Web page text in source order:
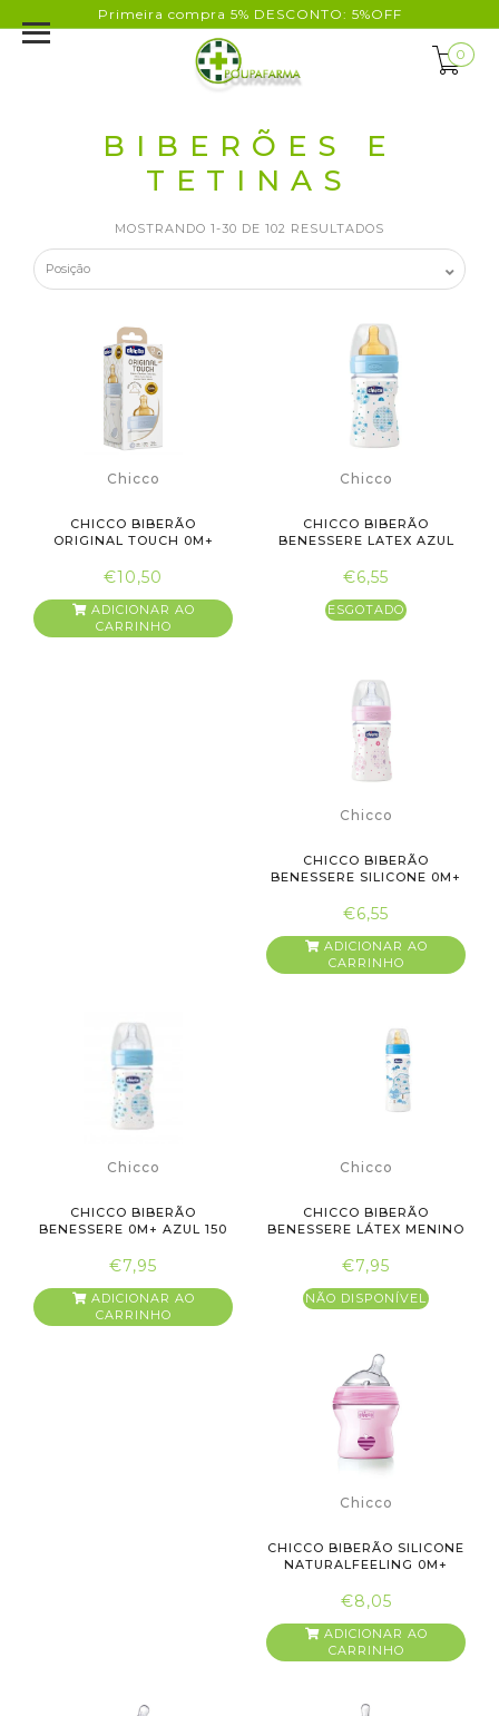
Primeira compra 5% DESCONTO: 5%OFF
0
BIBERÕES E
TETINAS
MOSTRANDO 1-30 DE 102 RESULTADOS
Chicco
CHICCO BIBERÃO
ORIGINAL TOUCH 0M+
€10,50
ADICIONAR AO
CARRINHO
Chicco
CHICCO BIBERÃO
BENESSERE LATEX AZUL
€6,55
ESGOTADO
Chicco
CHICCO BIBERÃO
BENESSERE SILICONE 0M+
€6,55
ADICIONAR AO
CARRINHO
Chicco
CHICCO BIBERÃO
BENESSERE 0M+ AZUL 150
€7,95
ADICIONAR AO
CARRINHO
Chicco
CHICCO BIBERÃO
BENESSERE LÁTEX MENINO
€7,95
NÃO DISPONÍVEL
Chicco
CHICCO BIBERÃO SILICONE
NATURALFEELING 0M+
€8,05
ADICIONAR AO
CARRINHO